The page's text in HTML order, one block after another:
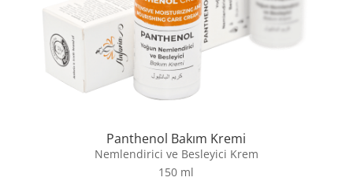
Panthenol Bakım Kremi
Nemlendirici ve Besleyici Krem
150 ml